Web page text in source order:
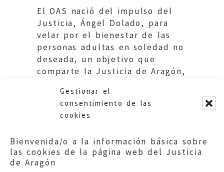
Gestionar el
consentimiento de las
cookies
Bienvenida/o a la información básica sobre
las cookies de la página web del Justicia
de Aragón
El OAS nació del impulso del
Justicia, Ángel Dolado, para
velar por el bienestar de las
personas adultas en soledad no
deseada, un objetivo que
comparte la Justicia de Aragón,
en identificar los riesgos de
vulnerabilidad que enfrenta la
sociedad actual para impulsar
enfrentarlos.